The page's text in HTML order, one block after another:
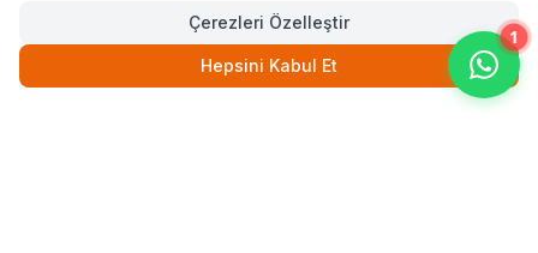
1
Çerezleri Özelleştir
Hepsini Kabul Et